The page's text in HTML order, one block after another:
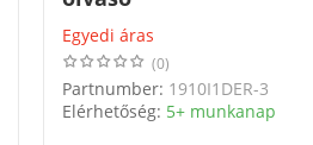
Egyedi áras
(0)
Partnumber: 1910I1DER-3
Elérhetőség: 5+ munkanap